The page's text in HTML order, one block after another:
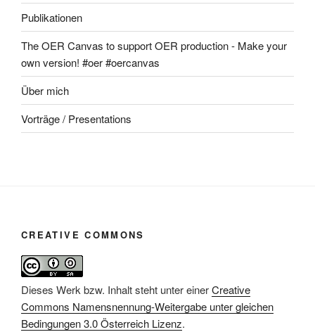
Publikationen
The OER Canvas to support OER production - Make your
own version! #oer #oercanvas
Über mich
Vorträge / Presentations
CREATIVE COMMONS
Dieses Werk bzw. Inhalt steht unter einerCreative
Commons Namensnennung-Weitergabe unter gleichen
Bedingungen 3.0 Österreich Lizenz.